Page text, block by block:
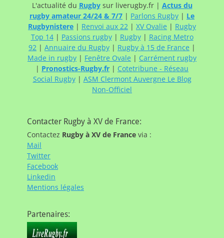
L'actualité du Rugbysur liverugby.fr | Actus du
rugby amateur 24/24 & 7/7 | Parlons Rugby | Le
Rugbynistere | Renvoi aux 22 | XV Ovalie | Rugby
Top 14| Passions rugby| Rugby| Racing Metro
92 | Annuaire du Rugby | Rugby à 15 de France |
Made in rugby | Fenêtre Ovale | Carrément rugby
| Pronostics-Rugby.fr | Cotetribune - Réseau
Social Rugby| ASM Clermont Auvergne Le Blog
Non-Officiel
Contacter Rugby à XV de France:
Contactez Rugby à XV de France via :
Mail
Twitter
Facebook
Linkedin
Mentions légales
Partenaires: